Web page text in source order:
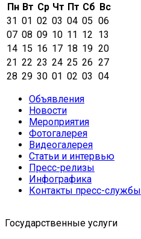
Пн Вт Ср Чт Пт Сб Вс
31 01 02 03 04 05 06
07 08 09 10 11 12 13
14 15 16 17 18 19 20
21 22 23 24 25 26 27
28 29 30 01 02 03 04
Объявления
Новости
Мероприятия
Фотогалерея
Видеогалерея
Статьи и интервью
Пресс-релизы
Инфографика
Контакты пресс-службы
Государственные услуги